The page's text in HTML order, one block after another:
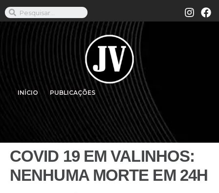
INÍCIO PUBLICAÇÕES
COVID 19 EM VALINHOS:
NENHUMA MORTE EM 24H